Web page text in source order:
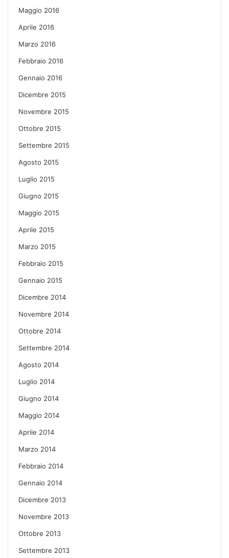
Maggio 2016
Aprile 2016
Marzo 2016
Febbraio 2016
Gennaio 2016
Dicembre 2015
Novembre 2015
Ottobre 2015
Settembre 2015
Agosto 2015
Luglio 2015
Giugno 2015
Maggio 2015
Aprile 2015
Marzo 2015
Febbraio 2015
Gennaio 2015
Dicembre 2014
Novembre 2014
Ottobre 2014
Settembre 2014
Agosto 2014
Luglio 2014
Giugno 2014
Maggio 2014
Aprile 2014
Marzo 2014
Febbraio 2014
Gennaio 2014
Dicembre 2013
Novembre 2013
Ottobre 2013
Settembre 2013